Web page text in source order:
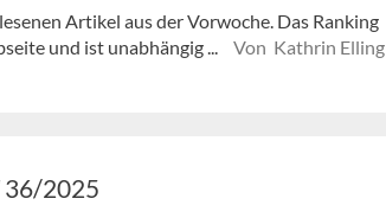
Artikel aus der Vorwoche. Das Ranking
und ist unabhängig ...
Von Kathrin Elling
36/2025